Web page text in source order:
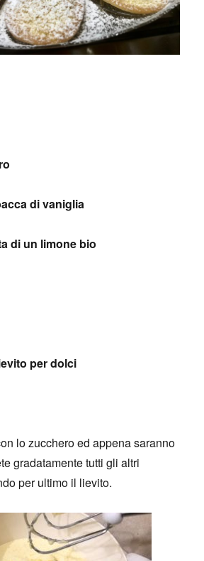
di vaniglia
di un limone bio
per dolci
lo zucchero ed appena saranno
gradatamente tutti gli altri
per ultimo il lievito.